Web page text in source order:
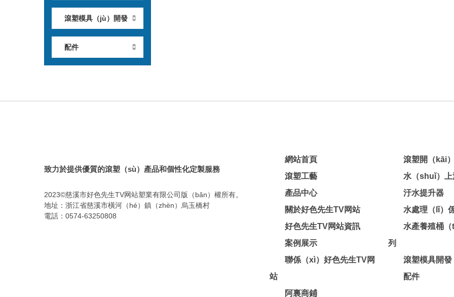
滾塑模具（jù）開發
配件
致力於提供優質的滾塑（sù）產品和個性化定製服務
2023©慈溪市好色先生TV网站塑業有限公司版（bǎn）權所有。
地址：浙江省慈溪市橫河（hé）鎮（zhèn）烏玉橋村
電話：0574-63250808
網站首頁
滾塑工藝
產品中心
關於好色先生TV网站
好色先生TV网站資訊
案例展示
聯係（xì）好色先生TV网
站
阿裏商鋪
滾塑開（kāi
水（shuǐ）上
汙水提升器
水處理（lǐ）
水產養殖桶
列
滾塑模具開發
配件